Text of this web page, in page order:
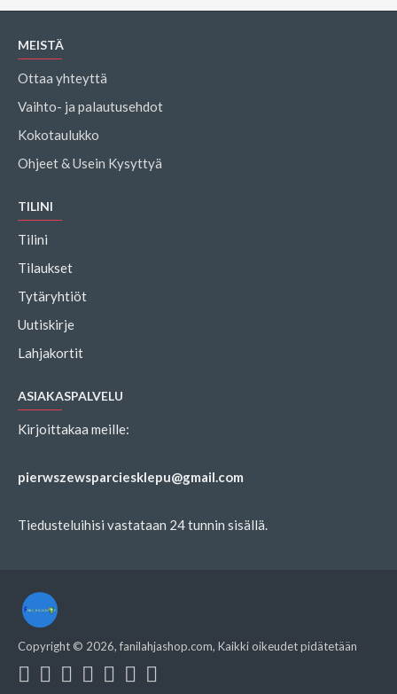
MEISTÄ
Ottaa yhteyttä
Vaihto- ja palautusehdot
Kokotaulukko
Ohjeet & Usein Kysyttyä
TILINI
Tilini
Tilaukset
Tytäryhtiöt
Uutiskirje
Lahjakortit
ASIAKASPALVELU
Kirjoittakaa meille:
pierwszewsparciesklepu@gmail.com
Tiedusteluihisi vastataan 24 tunnin sisällä.
Copyright © 2026, fanilahjashop.com, Kaikki oikeudet pidätetään